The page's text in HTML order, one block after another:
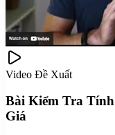
Video Đề Xuất
Bài Kiểm Tra
Giá